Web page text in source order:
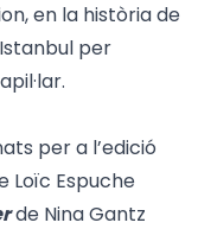
en la història de
per
per a l’edició
Loïc Espuche
de Nina Gantz